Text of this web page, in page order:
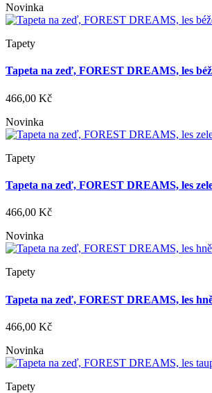
Novinka
Tapety
Tapeta na zeď, FOREST DREAMS, les
466,00 Kč
Novinka
Tapety
Tapeta na zeď, FOREST DREAMS, les
466,00 Kč
Novinka
Tapety
Tapeta na zeď, FOREST DREAMS, les
466,00 Kč
Novinka
Tapety